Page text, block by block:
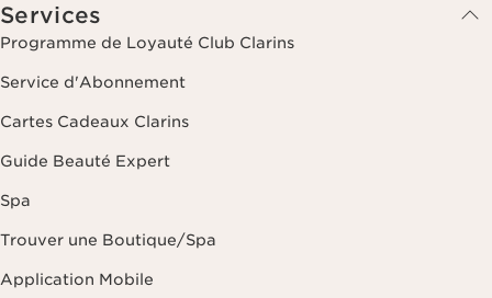
Services
Programme de Loyauté Club Clarins
Service d'Abonnement
Cartes Cadeaux Clarins
Guide Beauté Expert
Spa
Trouver une Boutique/Spa
Application Mobile